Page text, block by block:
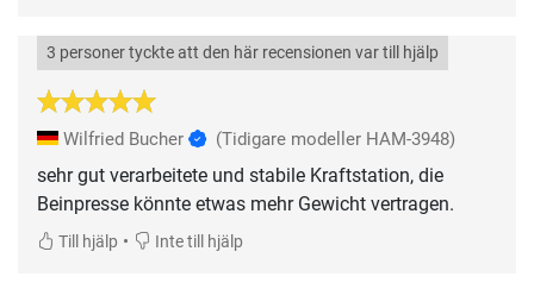
3 personer tyckte att den här recensionen var till hjälp
Wilfried Bucher (Tidigare modeller HAM-3948)
sehr gut verarbeitete und stabile Kraftstation, die
Beinpresse könnte etwas mehr Gewicht vertragen.
Till hjälp • Inte till hjälp